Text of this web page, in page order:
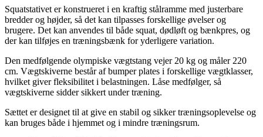
Squatstativet er konstrueret i en kraftig stålramme med justerbare
bredder og højder, så det kan tilpasses forskellige øvelser og
brugere. Det kan anvendes til både squat, dødløft og bænkpres, og
der kan tilføjes en træningsbænk for yderligere variation.
Den medfølgende olympiske vægtstang vejer 20 kg og måler 220
cm. Vægtskiverne består af bumper plates i forskellige vægtklasser,
hvilket giver fleksibilitet i belastningen. Låse medfølger, så
vægtskiverne sidder sikkert under træning.
Sættet er designet til at give en stabil og sikker træningsoplevelse og
kan bruges både i hjemmet og i mindre træningsrum.